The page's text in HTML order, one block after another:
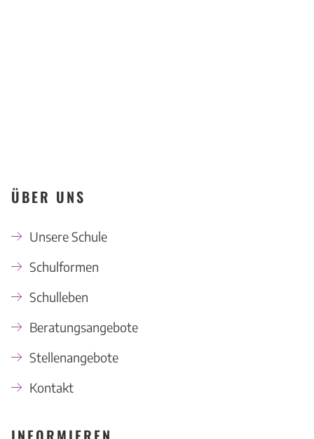
ÜBER UNS
Unsere Schule
Schulformen
Schulleben
Beratungsangebote
Stellenangebote
Kontakt